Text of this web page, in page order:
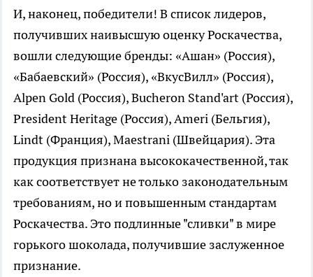
И, наконец, победители! В список лидеров,
получивших наивысшую оценку Роскачества,
вошли следующие бренды: «Ашан» (Россия),
«Бабаевский» (Россия), «ВкусВилл» (Россия),
Alpen Gold (Россия), Bucheron Stand'art (Россия),
President Heritage (Россия), Ameri (Бельгия),
Lindt (Франция), Maestrani (Швейцария). Эта
продукция признана высококачественной, так
как соответствует не только законодательным
требованиям, но и повышенным стандартам
Роскачества. Это подлинные "сливки" в мире
горького шоколада, получившие заслуженное
признание.